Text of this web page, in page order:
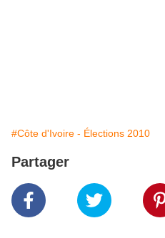
#Côte d'Ivoire - Élections 2010
Partager